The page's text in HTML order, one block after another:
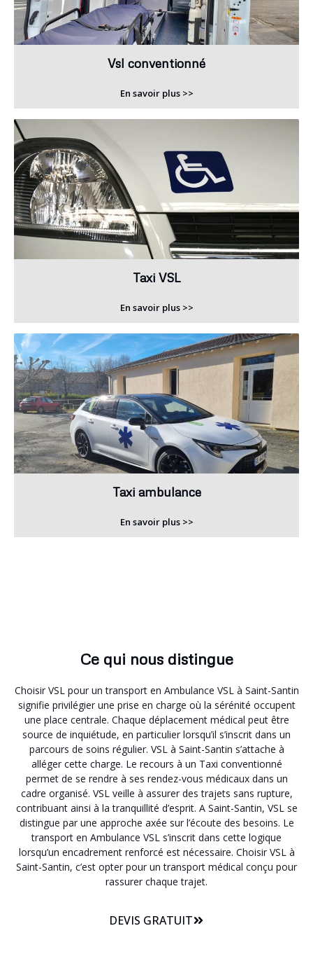
Vsl conventionné
En savoir plus >>
Taxi VSL
En savoir plus >>
Taxi ambulance
En savoir plus >>
Ce qui nous distingue
Choisir VSL pour un transport en Ambulance VSL à Saint-Santin
signifie privilégier une prise en charge où la sérénité occupent
une place centrale. Chaque déplacement médical peut être
source de inquiétude, en particulier lorsqu’il s’inscrit dans un
parcours de soins régulier. VSL à Saint-Santin s’attache à
alléger cette charge. Le recours à un Taxi conventionné
permet de se rendre à ses rendez-vous médicaux dans un
cadre organisé. VSL veille à assurer des trajets sans rupture,
contribuant ainsi à la tranquillité d’esprit. A Saint-Santin, VSL se
distingue par une approche axée sur l’écoute des besoins. Le
transport en Ambulance VSL s’inscrit dans cette logique
lorsqu’un encadrement renforcé est nécessaire. Choisir VSL à
Saint-Santin, c’est opter pour un transport médical conçu pour
rassurer chaque trajet.
DEVIS GRATUIT